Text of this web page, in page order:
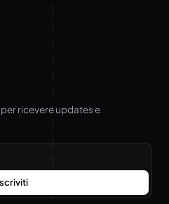
ricevere updates e